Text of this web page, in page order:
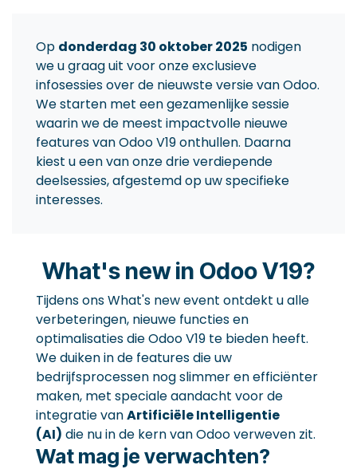
Op donderdag 30 oktober 2025 nodigen
we u graag uit voor onze exclusieve
infosessies over de nieuwste versie van Odoo.
We starten met een gezamenlijke sessie
waarin we de meest impactvolle nieuwe
features van Odoo V19 onthullen. Daarna
kiest u een van onze drie verdiepende
deelsessies, afgestemd op uw specifieke
interesses.
What's new in Odoo V19?
Tijdens ons What's new event ontdekt u alle
verbeteringen, nieuwe functies en
optimalisaties die Odoo V19 te bieden heeft.
We duiken in de features die uw
bedrijfsprocessen nog slimmer en efficiënter
maken, met speciale aandacht voor de
integratie vanArtificiële Intelligentie
(AI) die nu in de kern van Odoo verweven zit.
Wat mag je verwachten?